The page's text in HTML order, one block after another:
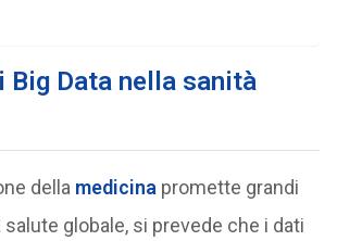
Big Data nella sanità
della medicina promette grandi
globale, si prevede che i dati